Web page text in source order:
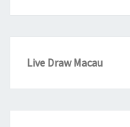
Live Draw Macau